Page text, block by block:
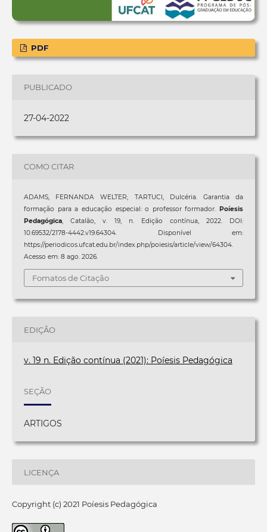
PDF
PUBLICADO
27-04-2022
COMO CITAR
ADAMS, FERNANDA WELTER; TARTUCI, Dulcéria. Garantia da
formação para a educação especial: o professor formador.Poíesis
Pedagógica, Catalão, v. 19, n. Edição contínua, 2022. DOI:
10.69532/2178-4442.v19.64304. Disponível em:
https://periodicos.ufcat.edu.br/index.php/poiesis/article/view/64304.
Acesso em: 8 ago. 2026.
Fomatos de Citação
EDIÇÃO
v. 19 n. Edição contínua (2021): Poíesis Pedagógica
SEÇÃO
ARTIGOS
LICENÇA
Copyright (c) 2021 Poíesis Pedagógica